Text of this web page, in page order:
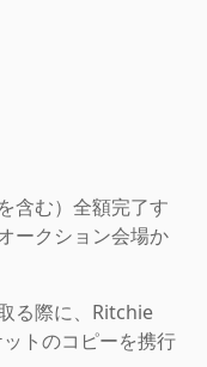
含む）全額完了す
ークション会場か
る際に、Ritchie
トのコピーを携行